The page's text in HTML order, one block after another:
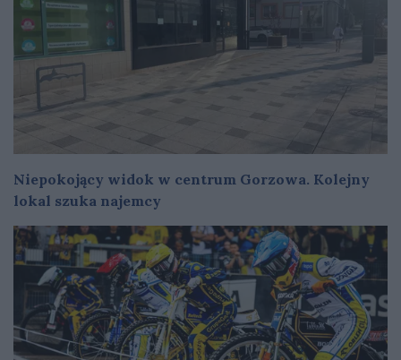
Niepokojący widok w centrum Gorzowa. Kolejny
lokal szuka najemcy